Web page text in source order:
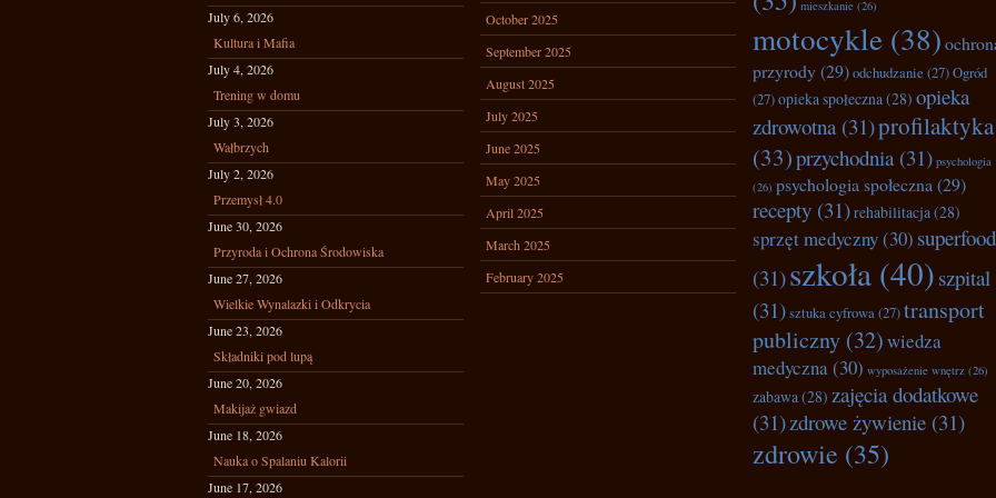
July 6, 2026
Kultura i Mafia
July 4, 2026
Trening w domu
July 3, 2026
Wałbrzych
July 2, 2026
Przemysł 4.0
June 30, 2026
Przyroda i Ochrona Środowiska
June 27, 2026
Wielkie Wynalazki i Odkrycia
June 23, 2026
Składniki pod lupą
June 20, 2026
Makijaż gwiazd
June 18, 2026
Nauka o Spalaniu Kalorii
June 17, 2026
October 2025
September 2025
August 2025
July 2025
June 2025
May 2025
April 2025
March 2025
February 2025
mieszkanie (26)
motocykle (38)
przyrody(29)odchudzanie (27)Ogród
(27)opieka społeczna(28) opieka
zdrowotna(31)profilaktyka
(33)przychodnia(31) psychologia
(26) psychologia społeczna (29)
recepty (31)rehabilitacja(28)
sprzęt medyczny(30)
(31)szkoła (40) szpital
(31)sztuka cyfrowa(27)transport
publiczny (32)wiedza
medyczna(30) wyposażenie wnętrz (26)
zabawa(28) zajęcia dodatkowe
(31)zdrowe żywienie (31)
zdrowie (35)